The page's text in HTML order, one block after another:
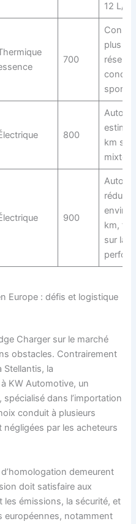
12 L/
700
plus
800
km sur
mixte
900
réduite
km,
sur la
Europe : défis et logistique
Charger sur le marché
obstacles. Contrairement
Stellantis, la
KW Automotive, un
dans l’importation
conduit à plusieurs
par les acheteurs
demeurent
doit satisfaire aux
émissions, la sécurité, et
européennes, notamment